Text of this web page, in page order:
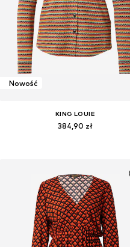
Nowość
KING LOUIE
384,90 zł